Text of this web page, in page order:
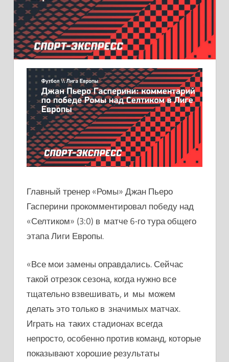
Главный тренер «Ромы» Джан Пьеро
Гасперини прокомментировал победу над
«Селтиком» (3:0) в матче 6-го тура общего
этапа Лиги Европы.
«Все мои замены оправдались. Сейчас
такой отрезок сезона, когда нужно все
тщательно взвешивать, и мы можем
делать это только в значимых матчах.
Играть на таких стадионах всегда
непросто, особенно против команд, которые
показывают хорошие результаты